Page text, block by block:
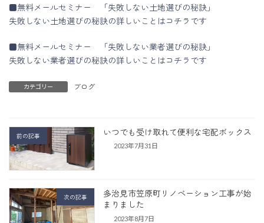
■無料メールセミナー 「失敗しない土地選びの秘訣」
失敗しない土地選びの秘訣の詳しいことはコチラです
■無料メールセミナー 「失敗しない業者選びの秘訣」
失敗しない業者選びの秘訣の詳しいことはコチラです
カテゴリー ブログ
前の記事 いつでも受け取れて便利な宅配ボックス
2023年7月31日
次の記事
多治見市笠原町リノベーション工事が始
まりました
2023年8月7日